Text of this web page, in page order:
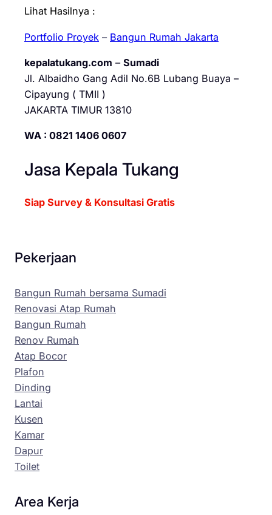
Lihat Hasilnya :
Portfolio Proyek – Bangun Rumah Jakarta
kepalatukang.com – Sumadi
Jl. Albaidho Gang Adil No.6B Lubang Buaya –
Cipayung ( TMII )
JAKARTA TIMUR 13810
WA : 0821 1406 0607
Jasa Kepala Tukang
Siap Survey & Konsultasi Gratis
Pekerjaan
Bangun Rumah bersama Sumadi
Renovasi Atap Rumah
Bangun Rumah
Renov Rumah
Atap Bocor
Plafon
Dinding
Lantai
Kusen
Kamar
Dapur
Toilet
Area Kerja